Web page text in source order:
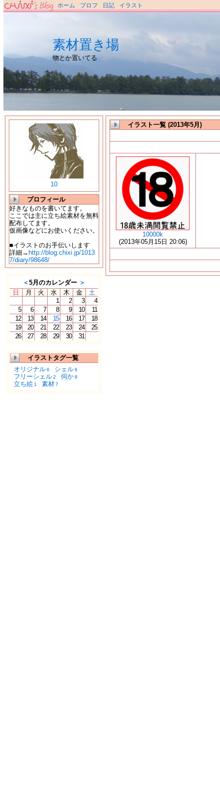
ホーム プロフ 日記 イラスト
素材置き場
物とか置いてる
10
プロフィール
好きなものを書いてます。
ここでは主に立ち絵素材を無料
配布してます。
仮画像などにお使いください。
■イラストのお手伝いします
詳細→ http://blog.chixi.jp/1013
7/diary/98648/
＜5月のカレンダー ＞
日
月 火 水 木 金
土
1
2 3
4
5
6 7 8 9 10
11
12
13 14 15 16 17
18
19
20 21 22 23 24
25
26
27 28 29 30 31
イラストタグ一覧
オリジナル6 シェル6
フリーシェル2 伺か8
立ち絵 1 素材7
イラスト一覧 (2013年5月)
10000k
(2013年05月15日 20:06)